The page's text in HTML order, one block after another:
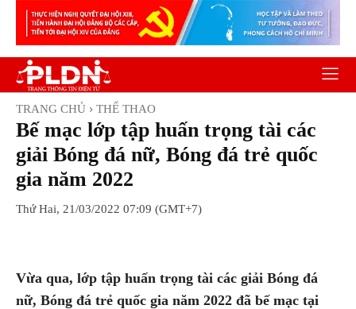
TRANG CHỦ THỂ THAO
Bế mạc lớp tập huấn trọng tài các
giải Bóng đá nữ, Bóng đá trẻ quốc
gia năm 2022
Thứ Hai, 21/03/2022 07:09 (GMT+7)
Vừa qua, lớp tập huấn trọng tài các giải Bóng đá
nữ, Bóng đá trẻ quốc gia năm 2022 đã bế mạc tại